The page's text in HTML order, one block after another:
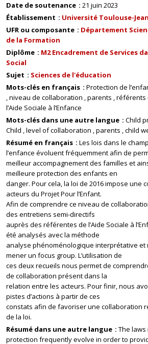
Date de soutenance
21 juin 2023
Établissement
Université Toulouse-
UFR ou composante
Département
de la Formation
Diplôme
M2 Encadrement de Services
Social
Sujet
Sciences de l'éducation
Mots-clés en français
Protection de
niveau de collaboration parents référents
l’Aide Sociale à l’Enfance
Mots-clés dans une autre langue
Child
Child level of collaboration parents child
Résumé en français
Les lois dans le
l’enfance évoluent fréquemment afin de
meilleur accompagnement des familles et
meilleure protection des enfants en
danger. Pour cela, la loi de 2016 impose une
acteurs du Projet Pour l’Enfant.
Afin de comprendre ce niveau de
des entretiens semi-directifs
auprès des référentes de l’Aide Sociale à
été analysés avec la méthode
analyse phénoménologique interprétative et
mener un focus group. L’utilisation de
ces deux recueils nous permet de
de collaboration présent dans la
relation entre les acteurs. Pour finir, nous
pistes d’actions à partir de ces
constats afin de favoriser une collaboration
de la loi.
Résumé dans une autre langue
The
protection frequently evolve in order to